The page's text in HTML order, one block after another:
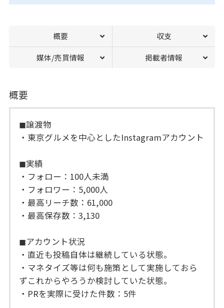
概要 収支
媒体/売買情報 掲載者情報
概要
◼︎譲渡物
・東京グルメを中心としたInstagramアカウント
◼︎実績
・フォロー：100人未満
・フォロワー：5,000人
・最高リーチ数：61,000
・最高保存数：3,130
◼︎アカウント状況
・直近も投稿自体は継続している状態。
・マネタイズ等は何も施策として実施しておら
ずこれからやろうか検討していた状態。
・PRを実際に受けた件数：5件